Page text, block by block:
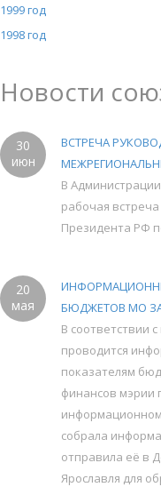
1999 год
1998 год
Новости
30
июн
ВСТРЕЧА
В
рабочая
Президента РФ
20
мая
БЮДЖЕТОВ МО ЗА
В соответствии
проводится
показателям
финансов мэрии
собрала
отправила её в
Ярославля для